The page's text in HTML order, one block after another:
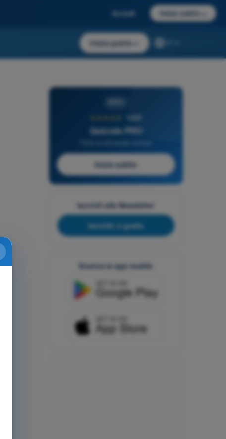
Accedi Inizia subito
Inizia gratis
4,6/5
Quizvds PRO
Inizia subito
Iscriviti alla Newsletter
Iscriviti, è gratis
Scarica le app mobile